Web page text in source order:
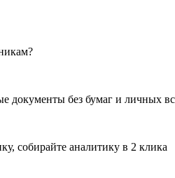
документы без бумаг и личных
собирайте аналитику в 2 клика